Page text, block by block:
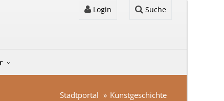
Login Suche
Stadtportal Kunstgeschichte